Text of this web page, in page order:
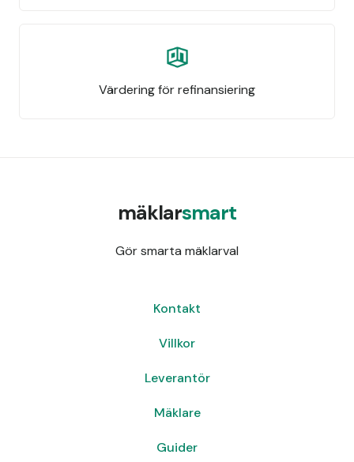
Värdering för refinansiering
mäklarsmart
Gör smarta mäklarval
Kontakt
Villkor
Leverantör
Mäklare
Guider